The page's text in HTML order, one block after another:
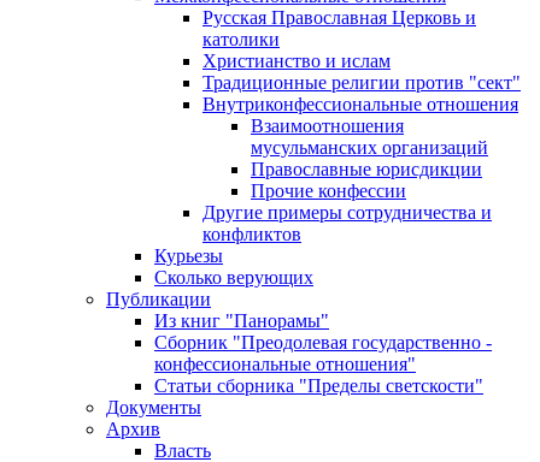
Русская Православная Церковь и
католики
Христианство и ислам
Традиционные религии против "сект"
Внутриконфессиональные отношения
Взаимоотношения
мусульманских организаций
Православные юрисдикции
Прочие конфессии
Другие примеры сотрудничества и
конфликтов
Курьезы
Сколько верующих
Публикации
Из книг "Панорамы"
Сборник "Преодолевая государственно -
конфессиональные отношения"
Статьи сборника "Пределы светскости"
Документы
Архив
Власть